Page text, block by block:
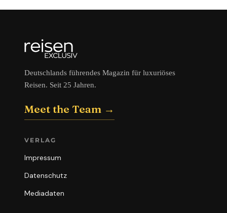
Deutschlands führendes Magazin für luxuriöses
Reisen. Seit 25 Jahren.
Meet the Team →
VERLAG
Impressum
Datenschutz
Mediadaten